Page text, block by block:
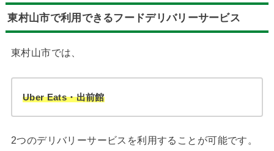
東村山市で利用できるフードデリバリーサービス
東村山市では、
Uber Eats・出前館
2つのデリバリーサービスを利用することが可能です。